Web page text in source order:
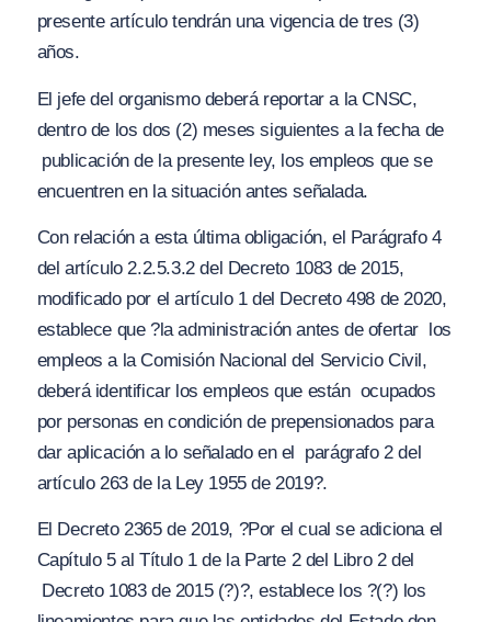
presente artículo tendrán una vigencia de tres (3)
años.
El jefe del organismo deberá reportar a la CNSC,
dentro de los dos (2) meses siguientes a la fecha de
publicación de la presente ley, los empleos que se
encuentren en la situación antes señalada.
Con relación a esta última obligación, el Parágrafo 4
del artículo 2.2.5.3.2 del Decreto 1083 de 2015,
modificado por el artículo 1 del Decreto 498 de 2020,
establece que ?la administración antes de ofertar los
empleos a la Comisión Nacional del Servicio Civil,
deberá identificar los empleos que están ocupados
por personas en condición de prepensionados para
dar aplicación a lo señalado en el parágrafo 2 del
artículo 263 de la Ley 1955 de 2019?.
El Decreto 2365 de 2019, ?Por el cual se adiciona el
Capítulo 5 al Título 1 de la Parte 2 del Libro 2 del
Decreto 1083 de 2015 (?)?, establece los ?(?) los